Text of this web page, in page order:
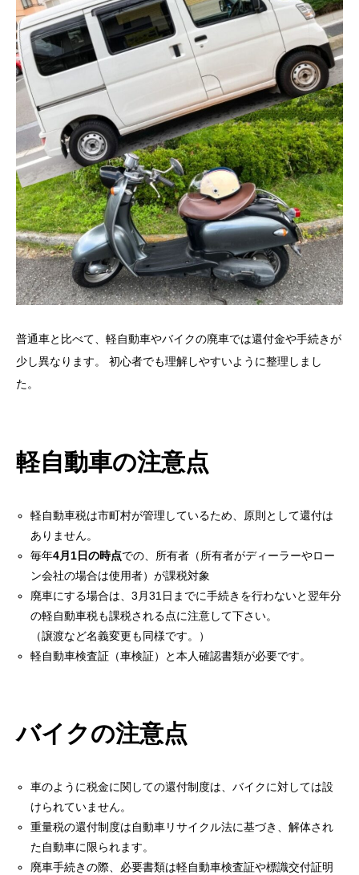
普通車と比べて、軽自動車やバイクの廃車では還付金や手続きが
少し異なります。 初心者でも理解しやすいように整理しまし
た。
軽自動車の注意点
軽自動車税は市町村が管理しているため、原則として還付は
ありません。
毎年4月1日の時点での、所有者（所有者がディーラーやロー
ン会社の場合は使用者）が課税対象
廃車にする場合は、3月31日までに手続きを行わないと翌年分
の軽自動車税も課税される点に注意して下さい。
（譲渡など名義変更も同様です。）
軽自動車検査証（車検証）と本人確認書類が必要です。
バイクの注意点
車のように税金に関しての還付制度は、バイクに対しては設
けられていません。
重量税の還付制度は自動車リサイクル法に基づき、解体され
た自動車に限られます。
廃車手続きの際、必要書類は軽自動車検査証や標識交付証明